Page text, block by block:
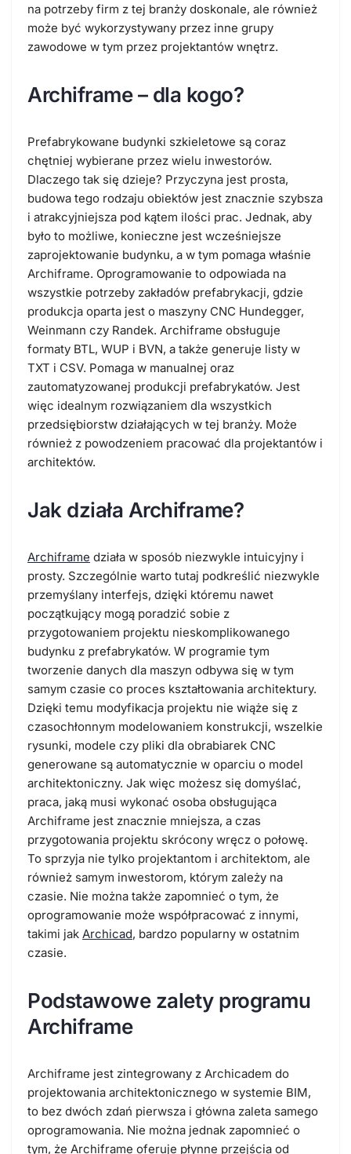
na potrzeby firm z tej branży doskonale, ale również
może być wykorzystywany przez inne grupy
zawodowe w tym przez projektantów wnętrz.
Archiframe – dla kogo?
Prefabrykowane budynki szkieletowe są coraz
chętniej wybierane przez wielu inwestorów.
Dlaczego tak się dzieje? Przyczyna jest prosta,
budowa tego rodzaju obiektów jest znacznie szybsza
i atrakcyjniejsza pod kątem ilości prac. Jednak, aby
było to możliwe, konieczne jest wcześniejsze
zaprojektowanie budynku, a w tym pomaga właśnie
Archiframe. Oprogramowanie to odpowiada na
wszystkie potrzeby zakładów prefabrykacji, gdzie
produkcja oparta jest o maszyny CNC Hundegger,
Weinmann czy Randek. Archiframe obsługuje
formaty BTL, WUP i BVN, a także generuje listy w
TXT i CSV. Pomaga w manualnej oraz
zautomatyzowanej produkcji prefabrykatów. Jest
więc idealnym rozwiązaniem dla wszystkich
przedsiębiorstw działających w tej branży. Może
również z powodzeniem pracować dla projektantów i
architektów.
Jak działa Archiframe?
Archiframe działa w sposób niezwykle intuicyjny i
prosty. Szczególnie warto tutaj podkreślić niezwykle
przemyślany interfejs, dzięki któremu nawet
początkujący mogą poradzić sobie z
przygotowaniem projektu nieskomplikowanego
budynku z prefabrykatów. W programie tym
tworzenie danych dla maszyn odbywa się w tym
samym czasie co proces kształtowania architektury.
Dzięki temu modyfikacja projektu nie wiąże się z
czasochłonnym modelowaniem konstrukcji, wszelkie
rysunki, modele czy pliki dla obrabiarek CNC
generowane są automatycznie w oparciu o model
architektoniczny. Jak więc możesz się domyślać,
praca, jaką musi wykonać osoba obsługująca
Archiframe jest znacznie mniejsza, a czas
przygotowania projektu skrócony wręcz o połowę.
To sprzyja nie tylko projektantom i architektom, ale
również samym inwestorom, którym zależy na
czasie. Nie można także zapomnieć o tym, że
oprogramowanie może współpracować z innymi,
takimi jak Archicad, bardzo popularny w ostatnim
czasie.
Podstawowe zalety programu
Archiframe
Archiframe jest zintegrowany z Archicadem do
projektowania architektonicznego w systemie BIM,
to bez dwóch zdań pierwsza i główna zaleta samego
oprogramowania. Nie można jednak zapomnieć o
tym, że Archiframe oferuje płynne przejścia od